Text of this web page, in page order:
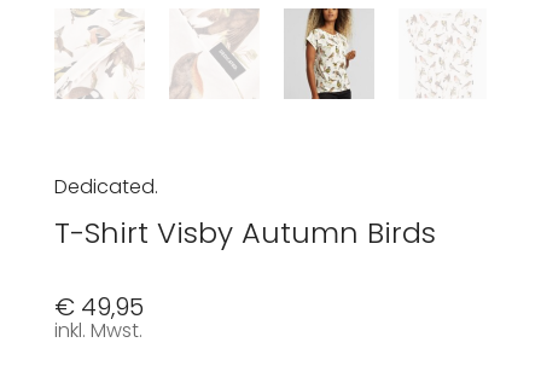
Dedicated.
T-Shirt Visby Autumn Birds
€49,95
inkl. Mwst.